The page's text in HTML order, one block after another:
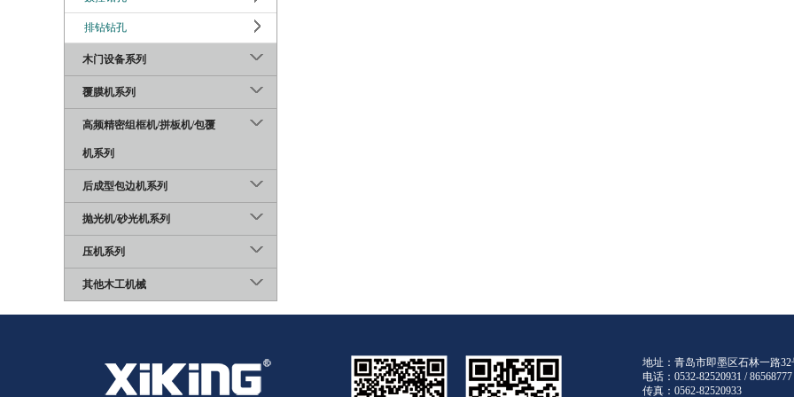
排钻钻孔
木门设备系列
覆膜机系列
高频精密组框机/拼板机/包覆
机系列
后成型包边机系列
抛光机/砂光机系列
压机系列
其他木工机械
地址：青岛市即墨区石林一路
电话：0532-82520931 / 86568777
传真：0562-82520933